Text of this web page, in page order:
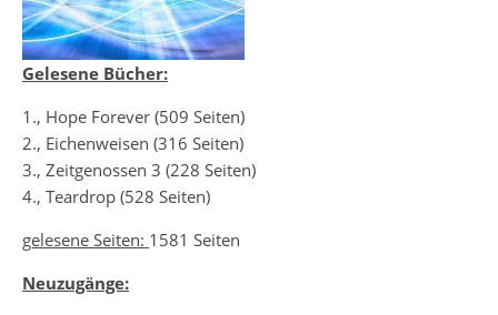
Gelesene Bücher:
1., Hope Forever (509 Seiten)
2., Eichenweisen (316 Seiten)
3., Zeitgenossen 3 (228 Seiten)
4., Teardrop (528 Seiten)
gelesene Seiten: 1581 Seiten
Neuzugänge: